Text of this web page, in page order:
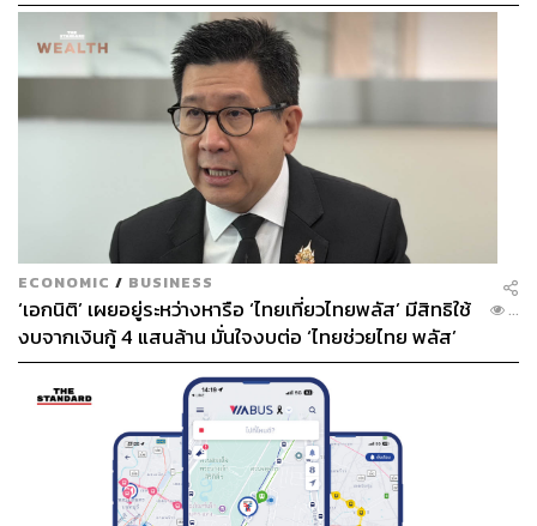
TAGS: Advertorial Central World
การดูแลผิว
พรีเซนเตอร์
สกินแคร์ INGU
ครีมกันแดด
การตลาด แบรนด์ไทย
250
ABOUT THE AUTHOR
THE STANDARD POP TEAM
ALL THINGS THAT SHAPE AND SHIFT
CULTURE. Instagram / Facebook / Twitter :
thestandardpop
First มากขึ้น
ECONOMIC / BUSINESS
‘เอกนิติ’ เผยอยู่ระหว่างหารือ ‘ไทยเที่ยวไทยพลัส’ มีสิทธิใช้
งบจากเงินกู้ 4 แสนล้าน มั่นใจงบต่อ ‘ไทยช่วยไทย พลัส’
เฟส 2 มีเพียงพอ
...